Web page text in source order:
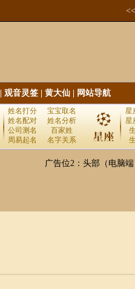
观音灵签 黄大仙 网站导航
姓名打分
宝宝取名
姓名配对
姓名分析
公司测名
百家姓
周易起名
名字关系
星
星
广告位2：头部（电脑端